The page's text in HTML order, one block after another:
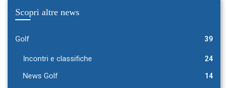
Scopri altre news
Golf 39
Incontri e classifiche 24
News Golf 14